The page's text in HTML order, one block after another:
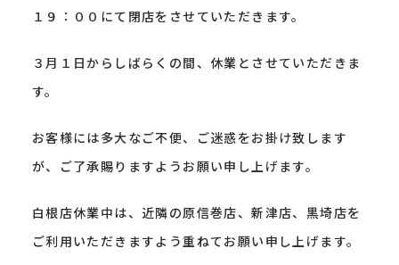
１９：００にて閉店をさせていただきます。
３月１日からしばらくの間、休業とさせていただきま
す。
お客様には多大なご不便、ご迷惑をお掛け致します
が、ご了承賜りますようお願い申し上げます。
白根店休業中は、近隣の原信巻店、新津店、黒埼店を
ご利用いただきますよう重ねてお願い申し上げます。